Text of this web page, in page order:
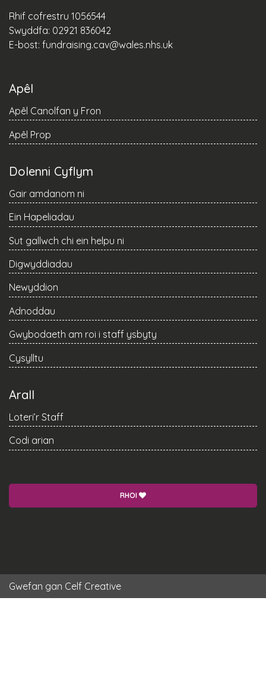
Rhif cofrestru 1056544
Swyddfa: 02921 836042
E-bost: fundraising.cav@wales.nhs.uk
Apêl
Apêl Canolfan y Fron
Apêl Prop
Dolenni Cyflym
Gair amdanom ni
Ein Hapeliadau
Sut gallwch chi ein helpu ni
Digwyddiadau
Newyddion
Adnoddau
Gwybodaeth am roi i staff ysbyty
Cysylltu
Arall
Loteri’r Staff
Codi arian
RHOI
Gwefan gan Celf Creative